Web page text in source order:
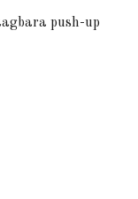
push-up